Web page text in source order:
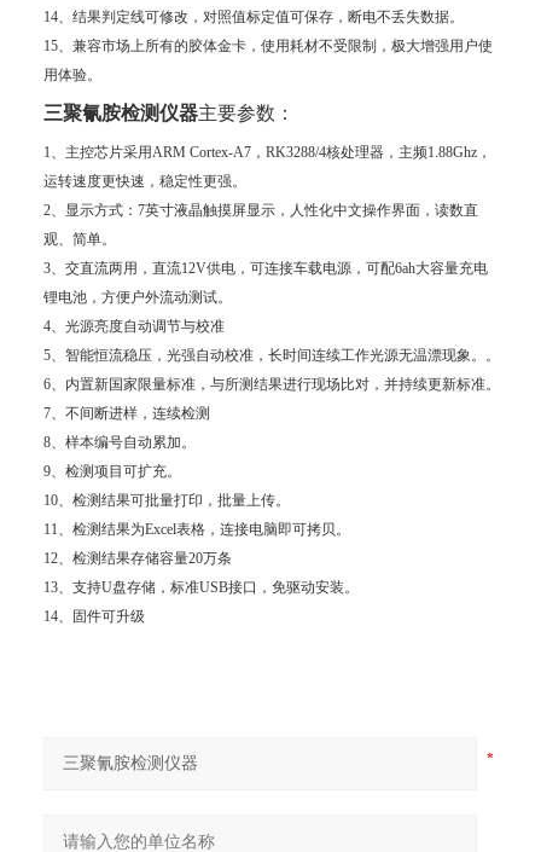
14、结果判定线可修改，对照值标定值可保存，断电不丢失数据。
15、兼容市场上所有的胶体金卡，使用耗材不受限制，极大增强用户使
用体验。
三聚氰胺检测仪器主要参数：
1、主控芯片采用ARM Cortex-A7，RK3288/4核处理器，主频1.88Ghz，
运转速度更快速，稳定性更强。
2、显示方式：7英寸液晶触摸屏显示，人性化中文操作界面，读数直
观、简单。
3、交直流两用，直流12V供电，可连接车载电源，可配6ah大容量充电
锂电池，方便户外流动测试。
4、光源亮度自动调节与校准
5、智能恒流稳压，光强自动校准，长时间连续工作光源无温漂现象。。
6、内置新国家限量标准，与所测结果进行现场比对，并持续更新标准。
7、不间断进样，连续检测
8、样本编号自动累加。
9、检测项目可扩充。
10、检测结果可批量打印，批量上传。
11、检测结果为Excel表格，连接电脑即可拷贝。
12、检测结果存储容量20万条
13、支持U盘存储，标准USB接口，免驱动安装。
14、固件可升级